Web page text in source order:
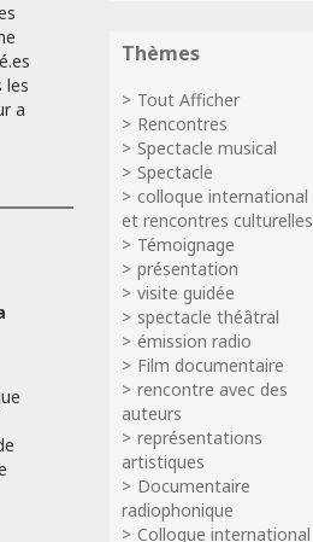
les
a
Thèmes
Tout Afficher
Rencontres
Spectacle musical
Spectacle
colloque international
et rencontres culturelles
Témoignage
présentation
visite guidée
spectacle théâtral
émission radio
Film documentaire
rencontre avec des
auteurs
représentations
artistiques
Documentaire
radiophonique
Colloque international